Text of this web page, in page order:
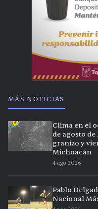
MÁS NOTICIAS
Clima en el
de agosto
granizo y
Michoacán
4 ago 2026
Pablo
Nacional